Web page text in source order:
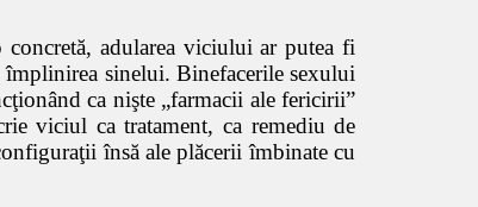
adularea viciului ar putea fi
sinelui. Binefacerile sexului
ca nişte „farmacii ale fericirii”
viciul ca tratament, ca remediu de
însă ale plăcerii îmbinate cu